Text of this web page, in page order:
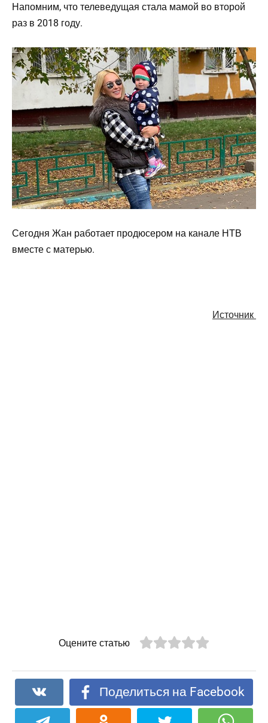
Напомним, что телеведущая стала мамой во второй
раз в 2018 году.
Сегодня Жан работает продюсером на канале НТВ
вместе с матерью.
Источник
Оцените статью
Поделиться на Facebook